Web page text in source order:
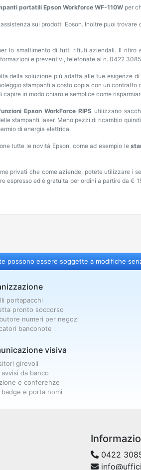
portatili Epson Workforce WF-110Wper
sui prodotti Epson. Inoltre puoi trovare
lo smaltimento di tutti rifiuti aziendali. Il ritiro
e preventivi, telefonate al n. 0422
della soluzione più adatta alle tue esigenze
stampanti a costo copia con un
in modo chiaro e semplice come
Epson WorkForce RIPS utilizzano
stampanti laser. Meno pezzi di ricambio
di energia elettrica.
tutte le novità Epson, come ad esempio le
privati che come aziende, potete utilizzare i
espresso ed è gratuita per ordini a partire da €
possono essere soggette a modifiche
portapacchi
pronto soccorso
numeri per negozi
banconote
visiva
girevoli
avvisi da banco
e conferenze
badge e porta nomi
0422